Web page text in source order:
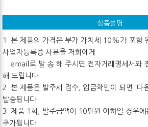
상품설명
1. 본 제품의 가격은 부가 가치세 10%가 포함
사업자등록증 사본을 저희에게
email로 발 송 해 주시면 전자거래명세서와
해 드립니다.
2. 본 제품은 발주서 접수, 입금확인이 되면 다
발송됩니다.
3. 제품 1회, 발주금액이 10만원 이하일 경우에
추가됩니다.